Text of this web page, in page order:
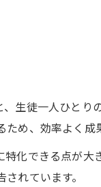
生徒一人ひと
め、効率よく成
化できる点が
れています。